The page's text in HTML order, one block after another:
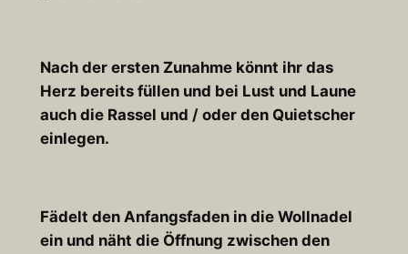
Nach der ersten Zunahme könnt ihr das
Herz bereits füllen und bei Lust und Laune
auch die Rassel und / oder den Quietscher
einlegen.
Fädelt den Anfangsfaden in die Wollnadel
ein und näht die Öffnung zwischen den